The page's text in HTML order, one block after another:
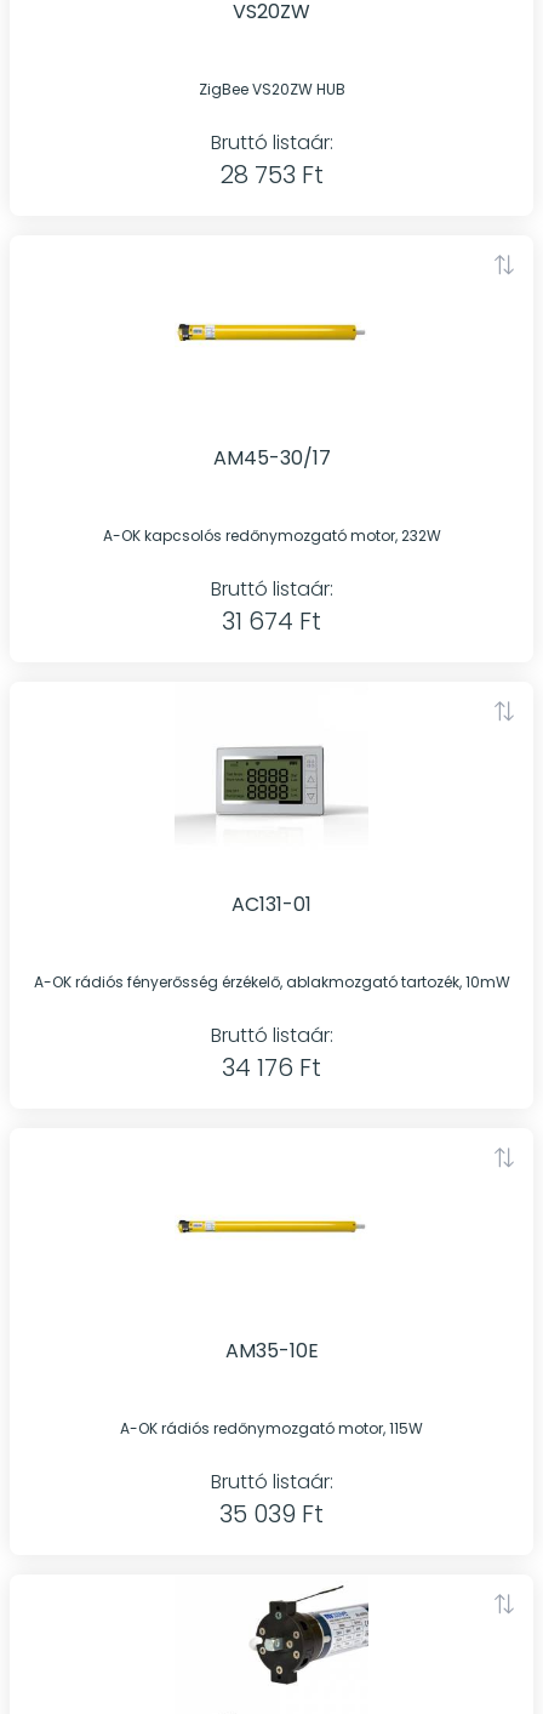
VS20ZW
ZigBee VS20ZW HUB
Bruttó listaár:
28 753 Ft
AM45-30/17
A-OK kapcsolós redőnymozgató motor, 232W
Bruttó listaár:
31 674 Ft
AC131-01
A-OK rádiós fényerősség érzékelő, ablakmozgató tartozék, 10mW
Bruttó listaár:
34 176 Ft
AM35-10E
A-OK rádiós redőnymozgató motor, 115W
Bruttó listaár:
35 039 Ft